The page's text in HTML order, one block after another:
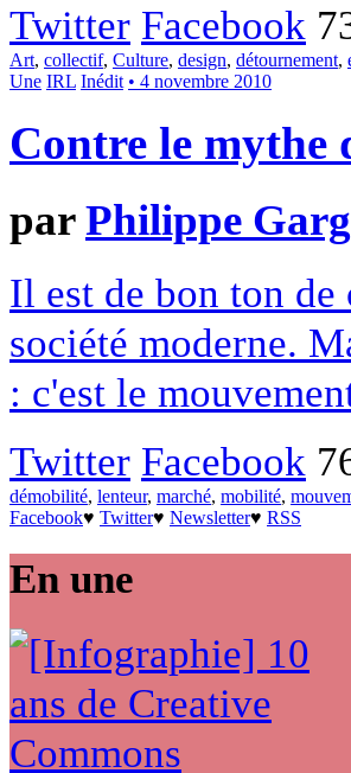
Twitter Facebook
Art, collectif, Culture, design, détournement,
Une IRL Inédit • 4 novembre 2010
Contre le mythe
parPhilippe
Il est de bon ton
société moderne.
: c'est le
Twitter Facebook
démobilité, lenteur, marché, mobilité,
Facebook♥ Twitter♥ Newsletter♥ RSS
En une